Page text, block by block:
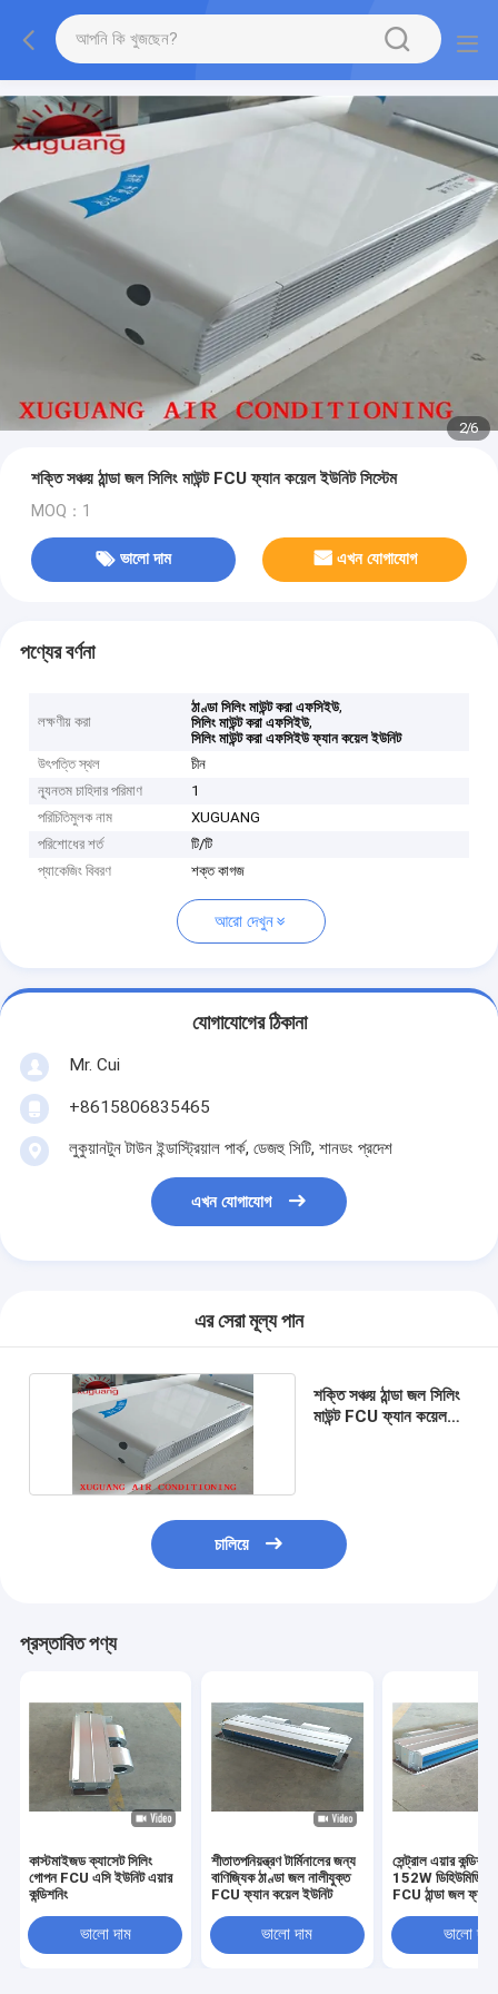
2/6
শক্তি সঞ্চয় ঠান্ডা জল সিলিং মাউন্ট FCU ফ্যান কয়েল ইউনিট সিস্টেম
MOQ：1
ভালো দাম এখন যোগাযোগ
পণ্যের বর্ণনা
লক্ষণীয় করা
ঠাণ্ডা সিলিং মাউন্ট করা এফসিইউ,
সিলিং মাউন্ট করা এফসিইউ,
সিলিং মাউন্ট করা এফসিইউ ফ্যান কয়েল ইউনিট
উৎপত্তি স্থল
চীন
ন্যূনতম চাহিদার পরিমাণ
1
পরিচিতিমুলক নাম
XUGUANG
পরিশোধের শর্ত
টি/টি
প্যাকেজিং বিবরণ
শক্ত কাগজ
আরো দেখুন
যোগাযোগের ঠিকানা
Mr. Cui
+8615806835465
লুকুয়ানটুন টাউন ইন্ডাস্ট্রিয়াল পার্ক, ডেজহু সিটি, শানডং প্রদেশ
এখন যোগাযোগ
এর সেরা মূল্য পান
শক্তি সঞ্চয় ঠান্ডা জল সিলিং
মাউন্ট FCU ফ্যান কয়েল
চালিয়ে
প্রস্তাবিত পণ্য
কাস্টমাইজড ক্যাসেট সিলিং
গোপন FCU এসি ইউনিট এয়ার
কন্ডিশনিং
ভালো দাম
শীতাতপনিয়ন্ত্রণ টার্মিনালের জন্য
বাণিজ্যিক ঠাণ্ডা জল নালীযুক্ত
FCU ফ্যান কয়েল ইউনিট
ভালো দাম
সেন্ট্রাল এয়ার
152W
FCU ঠান্ডা জল
ভালো দাম